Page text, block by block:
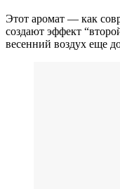
Этот аромат — как
создают эффект
весенний воздух еще